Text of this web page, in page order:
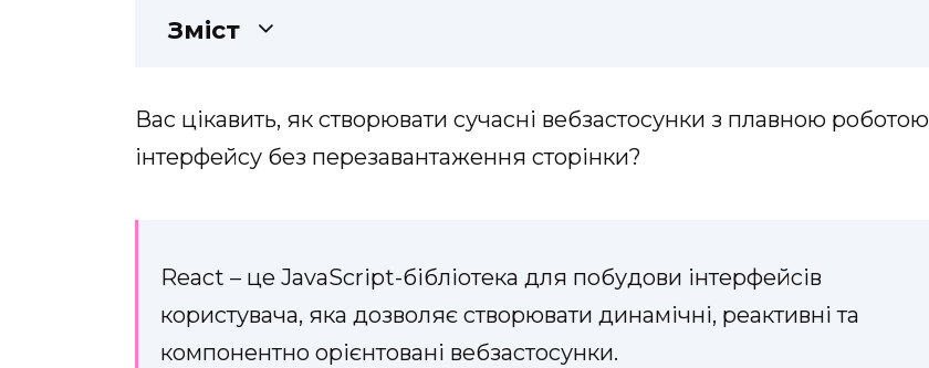
Зміст
Вас цікавить, як створювати сучасні вебзастосунки з плавною роботою
інтерфейсу без перезавантаження сторінки?
React – це JavaScript-бібліотека для побудови інтерфейсів
користувача, яка дозволяє створювати динамічні, реактивні та
компонентно орієнтовані вебзастосунки.